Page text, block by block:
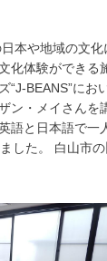
本や地域の文
化体験ができる
BEANS”にお
ン・メイさんを
語と日本語で一
した。 白山市